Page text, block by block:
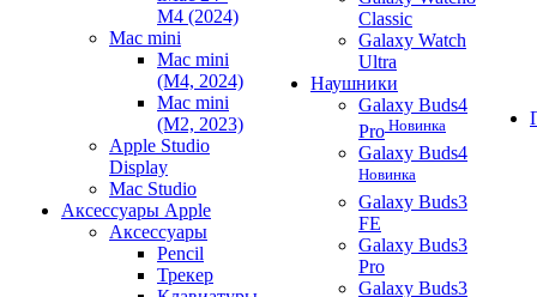
M4 (2024)
Mac mini
Mac mini
(M4, 2024)
Mac mini
(M2, 2023)
Apple Studio
Display
Mac Studio
Аксессуары Apple
Аксессуары
Pencil
Трекер
Classic
Galaxy Watch
Ultra
Наушники
Galaxy Buds4
Pro Новинка
Galaxy Buds4
Новинка
Galaxy Buds3
FE
Galaxy Buds3
Pro
Galaxy Buds3